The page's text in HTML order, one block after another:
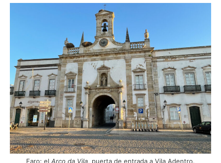
Faro: el Arco da Vila, puerta de entrada a Vila Adentro.